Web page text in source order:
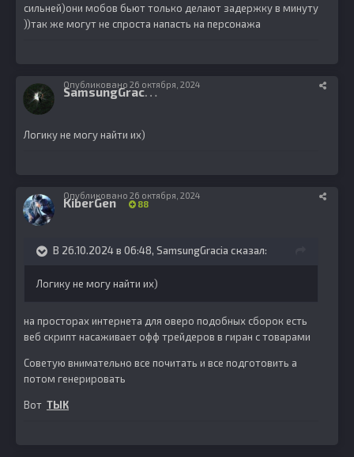
сильней)они мобов бьют только делают задержку в минуту
))так же могут не спроста напасть на персонажа
S
amsungGracia 5
Опубликовано 26 октября, 2024
Логику не могу найти их)
KiberGen 88
Опубликовано 26 октября, 2024
В 26.10.2024 в 06:48, SamsungGracia сказал:
Логику не могу найти их)
на просторах интернета для оверо подобных сборок есть
веб скрипт насаживает офф трейдеров в гиран с товарами
Советую внимательно все почитать и все подготовить а
потом генерировать
Вот ТЫК